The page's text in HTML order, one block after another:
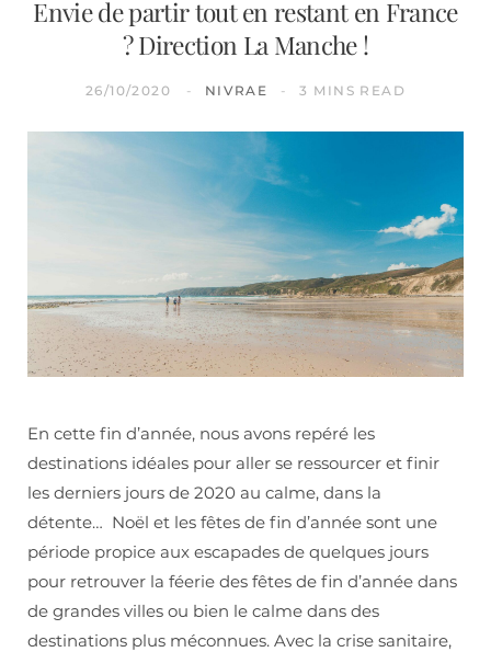
Envie de partir tout en restant en France
? Direction La Manche !
26/10/2020 NIVRAE 3 MINS READ
En cette fin d’année, nous avons repéré les
destinations idéales pour aller se ressourcer et finir
les derniers jours de 2020 au calme, dans la
détente… Noël et les fêtes de fin d’année sont une
période propice aux escapades de quelques jours
pour retrouver la féerie des fêtes de fin d’année dans
de grandes villes ou bien le calme dans des
destinations plus méconnues. Avec la crise sanitaire,